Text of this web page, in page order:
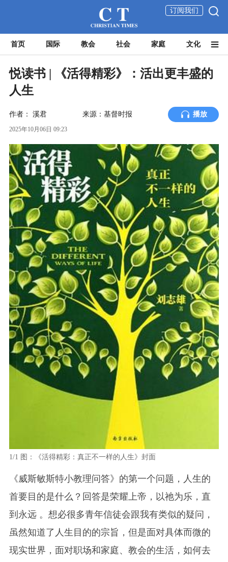
订阅我们
首页 国际 教会 社会 家庭 文化
悦读书 | 《活得精彩》：活出更丰盛的
人生
作者： 溪君 来源：基督时报 播放
2025年10月06日 09:23
1/1 图：《活得精彩：真正不一样的人生》封面
《威斯敏斯特小教理问答》的第一个问题，人生的
首要目的是什么？回答是荣耀上帝，以祂为乐，直
到永远 。想必很多青年信徒会跟我有类似的疑问，
虽然知道了人生目的的宗旨，但是面对具体而微的
现实世界，面对职场和家庭、教会的生活，如何去